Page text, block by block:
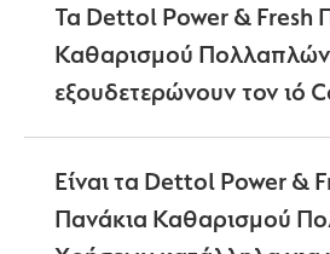
Τα Dettol Power & Fresh
Καθαρισμού
εξουδετερώνουν τον ιό
κατά του ιού Covid-19 (SARS-CoV-
Είναι τα Dettol Power &
Πανάκια Καθαρισμού